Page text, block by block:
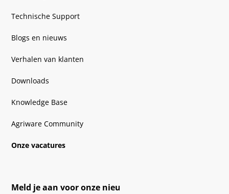
Technische Support
Blogs en nieuws
Verhalen van klanten
Downloads
Knowledge Base
Agriware Community
Onze vacatures
Meld je aan voor onze nieuwsbrief